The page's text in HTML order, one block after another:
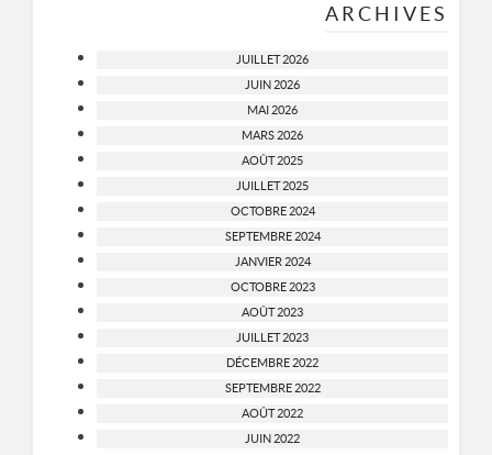
ARCHIVES
JUILLET 2026
JUIN 2026
MAI 2026
MARS 2026
AOÛT 2025
JUILLET 2025
OCTOBRE 2024
SEPTEMBRE 2024
JANVIER 2024
OCTOBRE 2023
AOÛT 2023
JUILLET 2023
DÉCEMBRE 2022
SEPTEMBRE 2022
AOÛT 2022
JUIN 2022